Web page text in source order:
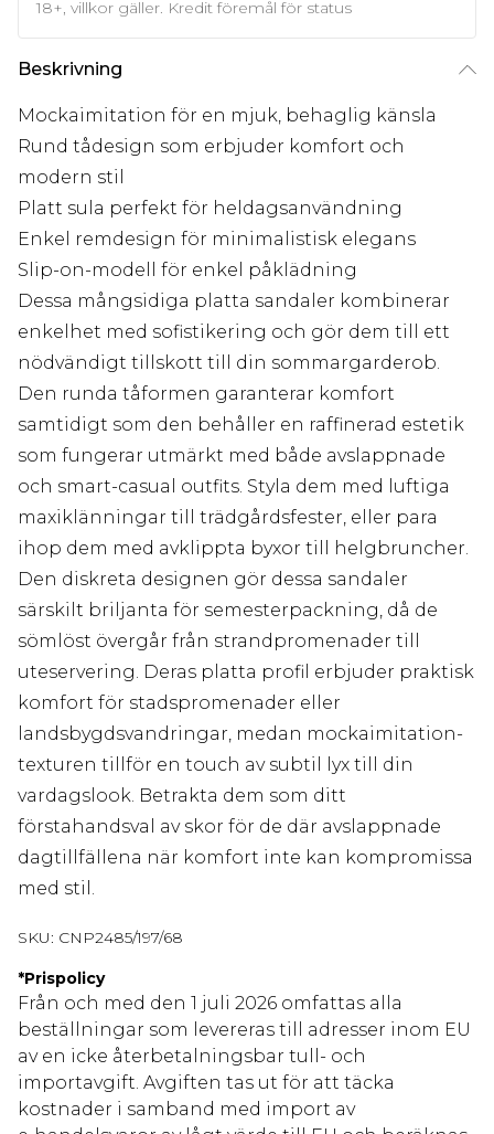
18+, villkor gäller. Kredit föremål för status
Beskrivning
Mockaimitation för en mjuk, behaglig känsla
Rund tådesign som erbjuder komfort och
modern stil
Platt sula perfekt för heldagsanvändning
Enkel remdesign för minimalistisk elegans
Slip-on-modell för enkel påklädning
Dessa mångsidiga platta sandaler kombinerar
enkelhet med sofistikering och gör dem till ett
nödvändigt tillskott till din sommargarderob.
Den runda tåformen garanterar komfort
samtidigt som den behåller en raffinerad estetik
som fungerar utmärkt med både avslappnade
och smart-casual outfits. Styla dem med luftiga
maxiklänningar till trädgårdsfester, eller para
ihop dem med avklippta byxor till helgbruncher.
Den diskreta designen gör dessa sandaler
särskilt briljanta för semesterpackning, då de
sömlöst övergår från strandpromenader till
uteservering. Deras platta profil erbjuder praktisk
komfort för stadspromenader eller
landsbygdsvandringar, medan mockaimitation-
texturen tillför en touch av subtil lyx till din
vardagslook. Betrakta dem som ditt
förstahandsval av skor för de där avslappnade
dagtillfällena när komfort inte kan kompromissa
med stil.
SKU: CNP2485/197/68
*Prispolicy
Från och med den 1 juli 2026 omfattas alla
beställningar som levereras till adresser inom EU
av en icke återbetalningsbar tull- och
importavgift. Avgiften tas ut för att täcka
kostnader i samband med import av